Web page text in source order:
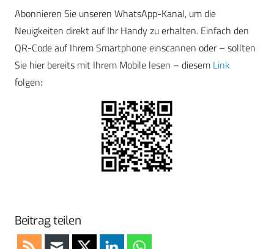
Abonnieren Sie unseren WhatsApp-Kanal, um die
Neuigkeiten direkt auf Ihr Handy zu erhalten. Einfach den
QR-Code auf Ihrem Smartphone einscannen oder – sollten
Sie hier bereits mit Ihrem Mobile lesen – diesem Link
folgen:
Beitrag teilen